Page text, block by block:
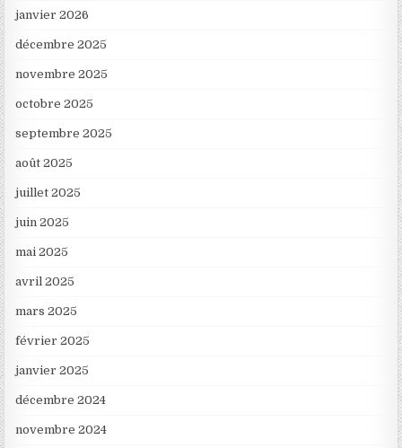
janvier 2026
décembre 2025
novembre 2025
octobre 2025
septembre 2025
août 2025
juillet 2025
juin 2025
mai 2025
avril 2025
mars 2025
février 2025
janvier 2025
décembre 2024
novembre 2024